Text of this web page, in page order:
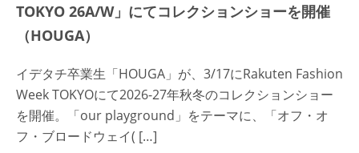
TOKYO 26A/W」にてコレクションショーを開催
（HOUGA）
イデタチ卒業生「HOUGA」が、3/17にRakuten Fashion
Week TOKYOにて2026-27年秋冬のコレクションショー
を開催。「our playground」をテーマに、「オフ・オ
フ・ブロードウェイ( […]